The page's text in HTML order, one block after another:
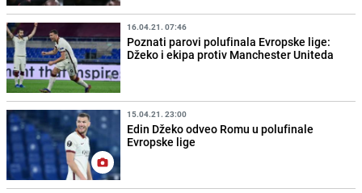
16.04.21. 07:46
Poznati parovi polufinala Evropske lige:
Džeko i ekipa protiv Manchester Uniteda
15.04.21. 23:00
Edin Džeko odveo Romu u polufinale
Evropske lige